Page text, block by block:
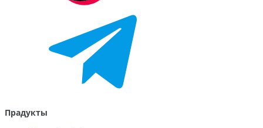
Прадукты